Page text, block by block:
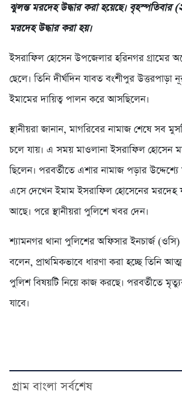
ঝুলন্ত মরদেহ উদ্ধার করা হয়েছে। বৃহস্পতিবার
মরদেহ উদ্ধার করা হয়।
ইসরাফিল হোসেন উপজেলার হরিনগর গ্রামের
ছেলে। তিনি দীর্ঘদিন যাবত বংশীপুর উত্তরপাড়া
ইমামের দায়িত্ব পালন করে আসছিলেন।
স্থানীয়রা জানান, মাগরিবের নামাজ শেষে সব
চলে যায়। এ সময় মাওলানা ইসরাফিল হোসেন
ছিলেন। পরবর্তীতে এশার নামাজ পড়ার উদ্দেশ্যে
এসে দেখেন ইমাম ইসরাফিল হোসেনের মরদেহ
আছে। পরে স্থানীয়রা পুলিশে খবর দেন।
শ্যামনগর থানা পুলিশের অফিসার ইনচার্জ
বলেন, প্রাথমিকভাবে ধারণা করা হচ্ছে তিনি
পুলিশ বিষয়টি নিয়ে কাজ করছে। পরবর্তীতে
যাবে।
গ্রাম বাংলা সর্বশেষ